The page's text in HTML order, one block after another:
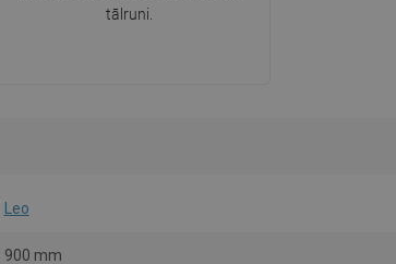
tālruni.
Leo
900 mm